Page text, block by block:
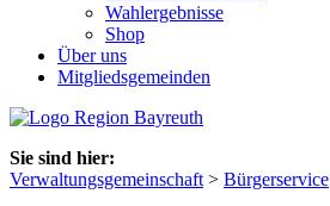
Wahlergebnisse
Shop
Über uns
Mitgliedsgemeinden
Sie sind hier:
Verwaltungsgemeinschaft > Bürgerservice